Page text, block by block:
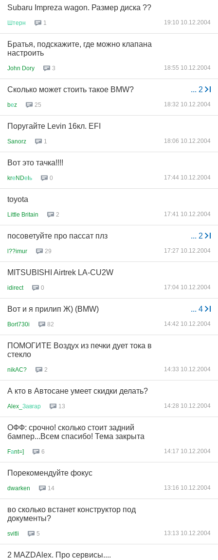
Subaru Impreza wagon. Размер диска ??
Штерн 1 19:10 10.12.2004
Братья, подскажите, где можно клапана
настроить
John Dory 3 18:55 10.12.2004
... 2
Сколько может стоить такое BMW?
bеz 25 18:32 10.12.2004
Поругайте Levin 16кл. EFI
Sanorz 1 18:06 10.12.2004
Вот это тачка!!!!
krеNDеlь 0 17:44 10.12.2004
toyota
Little Britain 2 17:41 10.12.2004
... 2
посоветуйте про пассат плз
l??imur 29 17:27 10.12.2004
MITSUBISHI Airtrek LA-CU2W
idirect 0 17:04 10.12.2004
... 4
Вот и я прилип Ж) (BMW)
Bort730i 82 14:42 10.12.2004
ПОМОГИТЕ Воздух из печки дует тока в
стекло
nikAC? 2 14:33 10.12.2004
А кто в Автосане умеет скидки делать?
Alex_ Завгар 13 14:28 10.12.2004
ОФФ: срочно! сколько стоит задний
бампер...Всем спасибо! Тема закрыта
Fаnt=] 6 14:17 10.12.2004
Порекомендуйте фокус
dwarken 14 13:16 10.12.2004
во сколько встанет конструктор под
документы?
svitli 5 13:13 10.12.2004
2 MAZDAlex. Про сервисы....